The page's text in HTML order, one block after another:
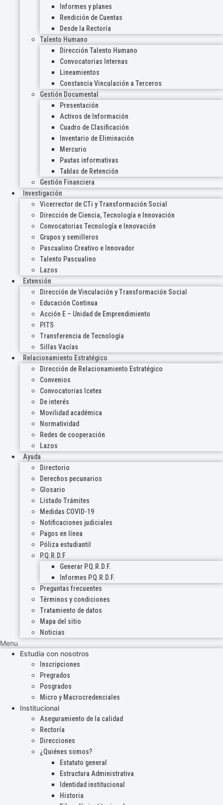
Informes y planes
Rendición de Cuentas
Desde la Rectoría
Talento Humano
Dirección Talento Humano
Convocatorias Internas
Lineamientos
Constancia Vinculación a Terceros
Gestión Documental
Presentación
Activos de Información
Cuadro de Clasificación
Inventario de Eliminación
Mercurio
Pautas informativas
Tablas de Retención
Gestión Financiera
Investigación
Vicerrector de CTi y Transformación Social
Dirección de Ciencia, Tecnología e Innovación
Convocatorias Tecnología e Innovación
Grupos y semilleros
Pascualino Creativo e Innovador
Talento Pascualino
Lazos
Extensión
Dirección de Vinculación y Transformación Social
Educación Continua
Acción E – Unidad de Emprendimiento
PITS
Transferencia de Tecnología
Sillas Vacías
Relacionamiento Estratégico
Dirección de Relacionamiento Estratégico
Convenios
Convocatorias Icetex
De interés
Movilidad académica
Normatividad
Redes de cooperación
Lazos
Ayuda
Directorio
Derechos pecunarios
Glosario
Listado Trámites
Medidas COVID-19
Notificaciones judiciales
Pagos en línea
Póliza estudiantil
P.Q.R.D.F
Generar P.Q.R.D.F.
Informes P.Q.R.D.F.
Preguntas frecuentes
Términos y condiciones
Tratamiento de datos
Mapa del sitio
Noticias
Menu
Estudia con nosotros
Inscripciones
Pregrados
Posgrados
Micro y Macrocredenciales
Institucional
Aseguramiento de la calidad
Rectoría
Direcciones
¿Quiénes somos?
Estatuto general
Estructura Administrativa
Identidad institucional
Historia